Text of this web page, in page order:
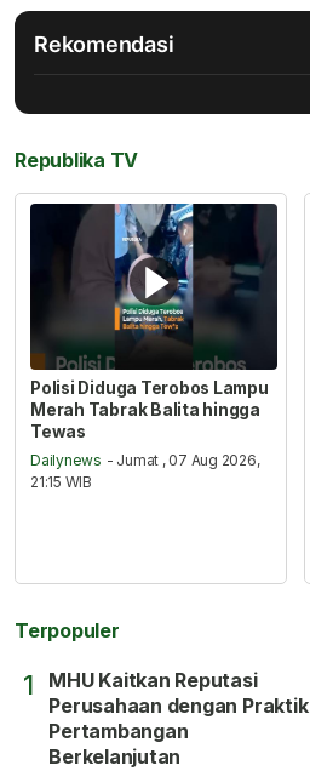
Rekomendasi
Republika TV
Polisi Diduga Terobos Lampu
Merah Tabrak Balita hingga
Tewas
Dailynews - Jumat , 07 Aug 2026,
21:15 WIB
Terpopuler
1
MHU Kaitkan Reputasi
Perusahaan dengan Praktik
Pertambangan
Berkelanjutan